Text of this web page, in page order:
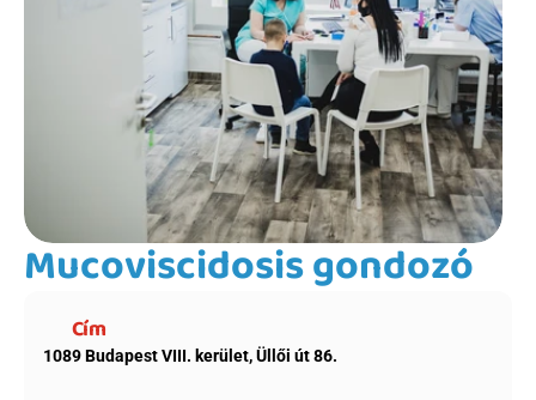
Mucoviscidosis gondozó
Cím
1089 Budapest VIII. kerület, Üllői út 86.